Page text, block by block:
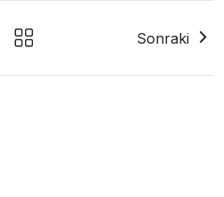
Sonraki